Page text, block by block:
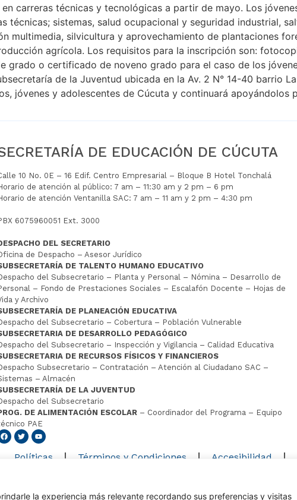
la experiencia más relevante recordando sus preferencias y visitas
carreras técnicas y tecnológicas a partir de mayo. Los
técnicas; sistemas, salud ocupacional y seguridad industrial,
multimedia, silvicultura y aprovechamiento de plantaciones
agrícola. Los requisitos para la inscripción son:
grado o certificado de noveno grado para el caso de los
de la Juventud ubicada en la Av. 2 N° 14-40 barrio
jóvenes y adolescentes de Cúcuta y continuará apoyándolos
DE EDUCACIÓN DE CÚCUTA
10 No. 0E – 16 Edif. Centro Empresarial – Bloque B Hotel Tonchalá
de atención al público: 7 am – 11:30 am y 2 pm – 6 pm
de atención Ventanilla SAC: 7 am – 11 am y 2 pm – 4:30 pm
6075960051 Ext. 3000
DEL SECRETARIO
de Despacho – Asesor Jurídico
DE TALENTO HUMANO EDUCATIVO
del Subsecretario – Planta y Personal – Nómina – Desarrollo de
– Fondo de Prestaciones Sociales – Escalafón Docente – Hojas de
y Archivo
DE PLANEACIÓN EDUCATIVA
del Subsecretario – Cobertura – Población Vulnerable
DE DESARROLLO PEDAGÓGICO
del Subsecretario – Inspección y Vigilancia – Calidad Educativa
DE RECURSOS FÍSICOS Y FINANCIEROS
Subsecretario – Contratación – Atención al Ciudadano SAC –
– Almacén
DE LA JUVENTUD
del Subsecretario
DE ALIMENTACIÓN ESCOLAR– Coordinador del Programa – Equipo
PAE
Políticas Términos y Condiciones Accesibilidad